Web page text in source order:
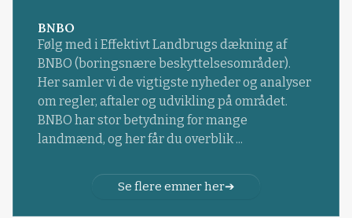
BNBO
Følg med i Effektivt Landbrugs dækning af
BNBO (boringsnære beskyttelsesområder).
Her samler vi de vigtigste nyheder og analyser
om regler, aftaler og udvikling på området.
BNBO har stor betydning for mange
landmænd, og her får du overblik ...
Se flere emner her